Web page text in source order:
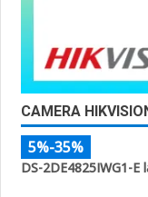
CAMERA
5%-35%
DS-2DE4825IWG1-